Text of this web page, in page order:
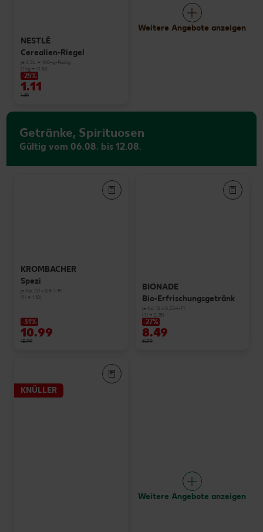
NESTLÉ
Cerealien-Riegel
je 4 St. = 100-g-Packg.
(1 kg = 11.10)
-25%
1.11
1.49
Weitere Angebote anzeigen
Getränke, Spirituosen
Gültig vom 06.08. bis 12.08.
KROMBACHER
Spezi
je Ka. 20 x 0,5-l-Fl.
(1 l = 1.10)
-31%
10.99
15.99
BIONADE
Bio-Erfrischungsgetränk
je Ka. 12 x 0,33-l-Fl.
(1 l = 2.15)
-27%
8.49
11.79
KNÜLLER
Weitere Angebote anzeigen